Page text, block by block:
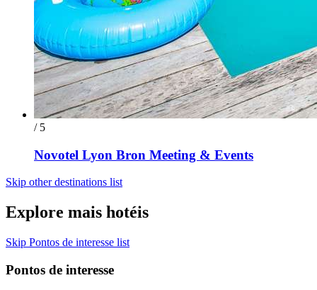
/ 5
Novotel Lyon Bron Meeting & Events
Skip other destinations list
Explore mais hotéis
Skip Pontos de interesse list
Pontos de interesse